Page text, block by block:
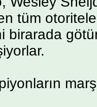
tüm
birarada